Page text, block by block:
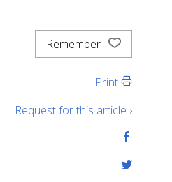
Remember
Print
Request for this article ›